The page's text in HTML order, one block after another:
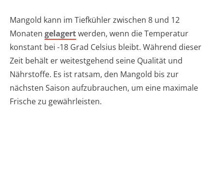
Mangold kann im Tiefkühler zwischen 8 und 12
Monaten gelagertwerden, wenn die Temperatur
konstant bei -18 Grad Celsius bleibt. Während dieser
Zeit behält er weitestgehend seine Qualität und
Nährstoffe. Es ist ratsam, den Mangold bis zur
nächsten Saison aufzubrauchen, um eine maximale
Frische zu gewährleisten.